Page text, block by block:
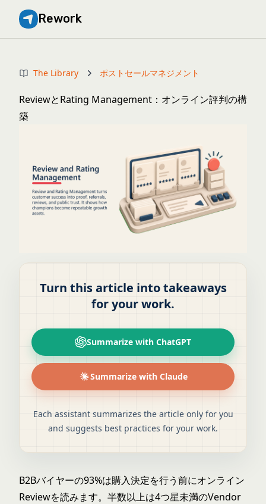
Rework
The Library ポストセールマネジメント
ReviewとRating Management：オンライン評判の構
築
Turn this article into takeaways
for your work.
Summarize with ChatGPT
Summarize with Claude
Each assistant summarizes the article only for you
and suggests best practices for your work.
B2Bバイヤーの93%は購入決定を行う前にオンライン
Reviewを読みます。半数以上は4つ星未満のVendor